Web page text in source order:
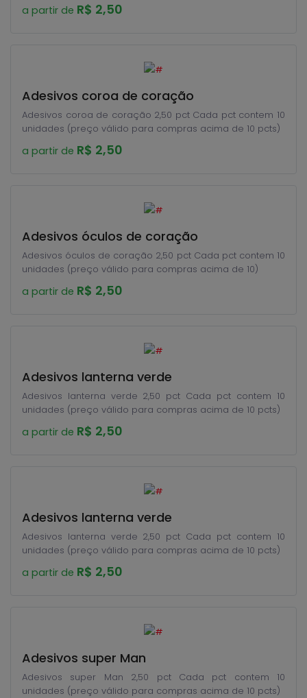
a partir de R$ 2,50
Adesivos coroa de coração
Adesivos coroa de coração 2,50 pct Cada pct contem 10
unidades (preço válido para compras acima de 10 pcts)
a partir de R$ 2,50
Adesivos óculos de coração
Adesivos óculos de coração 2,50 pct Cada pct contem 10
unidades (preço válido para compras acima de 10)
a partir de R$ 2,50
Adesivos lanterna verde
Adesivos lanterna verde 2,50 pct Cada pct contem 10
unidades (preço válido para compras acima de 10 pcts)
a partir de R$ 2,50
Adesivos lanterna verde
Adesivos lanterna verde 2,50 pct Cada pct contem 10
unidades (preço válido para compras acima de 10 pcts)
a partir de R$ 2,50
Adesivos super Man
Adesivos super Man 2,50 pct Cada pct contem 10
unidades (preço válido para compras acima de 10 pcts)